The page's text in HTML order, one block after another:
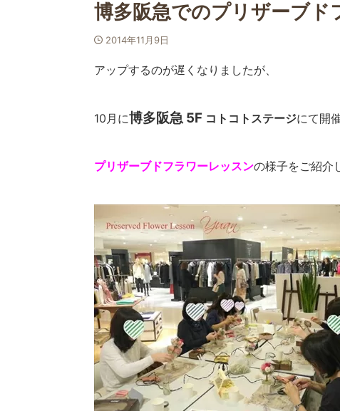
博多阪急でのプリザーブド
2014年11月9日
アップするのが遅くなりましたが、
10月に博多阪急 5F コトコトステージにて開
プリザーブドフラワーレッスンの様子をご紹介